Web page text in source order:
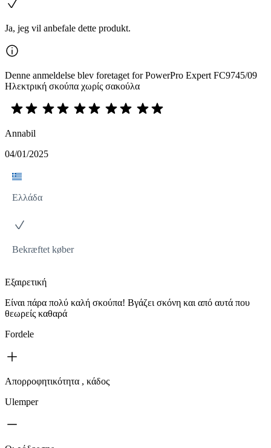
Ja, jeg vil anbefale dette produkt.
Denne anmeldelse blev foretaget for PowerPro Expert FC9745/09
Ηλεκτρική σκούπα χωρίς σακούλα
Annabil
04/01/2025
Ελλάδα
Bekræftet køber
Εξαιρετική
Είναι πάρα πολύ καλή σκούπα! Βγάζει σκόνη και από αυτά που
θεωρείς καθαρά
Fordele
Απορροφητικότητα , κάδος
Ulemper